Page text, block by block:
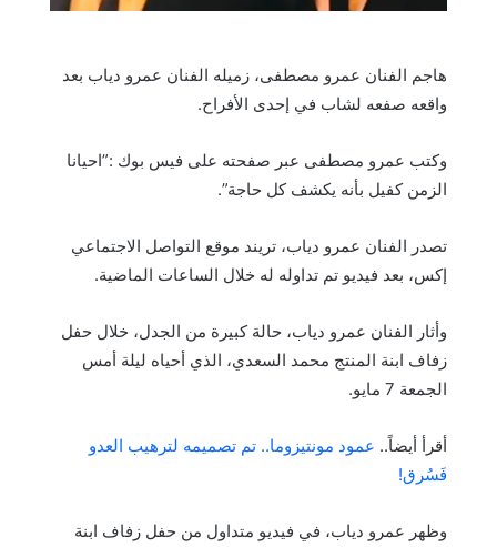
هاجم الفنان عمرو مصطفى، زميله الفنان عمرو دياب بعد
واقعه صفعه لشاب في إحدى الأفراح.
وكتب عمرو مصطفى عبر صفحته على فيس بوك :”احيانا
الزمن كفيل بأنه يكشف كل حاجة”.
تصدر الفنان عمرو دياب، تريند موقع التواصل الاجتماعي
إكس، بعد فيديو تم تداوله له خلال الساعات الماضية.
وأثار الفنان عمرو دياب، حالة كبيرة من الجدل، خلال حفل
زفاف ابنة المنتج محمد السعدي، الذي أحياه ليلة أمس
الجمعة 7 مايو.
أقرأ أيضاً.. عمود مونتيزوما.. تم تصميمه لترهيب العدو
فَسُرق!
وظهر عمرو دياب، في فيديو متداول من حفل زفاف ابنة